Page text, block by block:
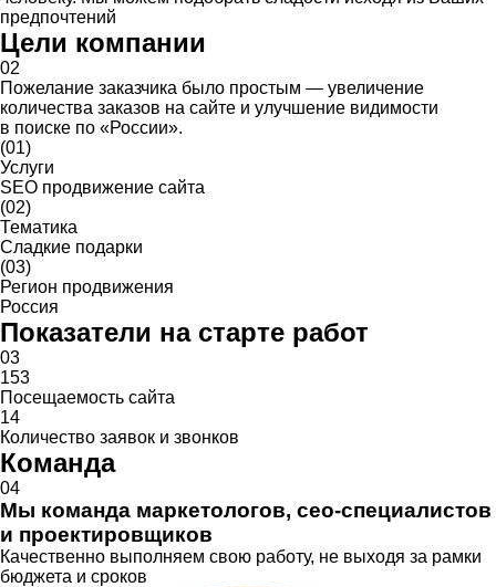
предпочтений
Цели компании
02
Пожелание заказчика было простым — увеличение
количества заказов на сайте и улучшение видимости
в поиске по «России».
(01)
Услуги
SEO продвижение сайта
(02)
Тематика
Сладкие подарки
(03)
Регион продвижения
Россия
Показатели на старте работ
03
153
Посещаемость сайта
14
Количество заявок и звонков
Команда
04
Мы команда маркетологов, сео-специалистов
и проектировщиков
Качественно выполняем свою работу, не выходя за рамки
бюджета и сроков